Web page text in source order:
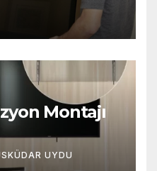
Montajı
UYDU